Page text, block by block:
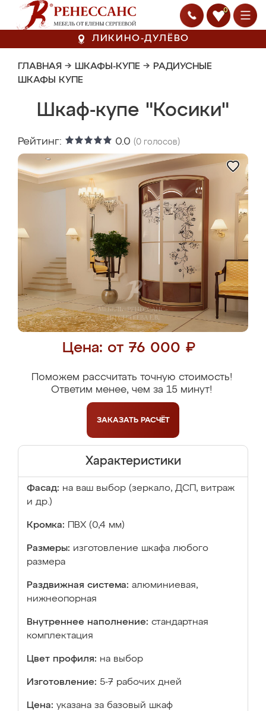
0
ЛИКИНО-ДУЛЁВО
ГЛАВНАЯ → ШКАФЫ-КУПЕ → РАДИУСНЫЕ
ШКАФЫ КУПЕ
Шкаф-купе "Косики"
Рейтинг: 0.0 (0 голосов)
Цена: от 76 000 ₽
Поможем рассчитать точную стоимость!
Ответим менее, чем за 15 минут!
ЗАКАЗАТЬ РАСЧЁТ
Характеристики
Фасад: на ваш выбор (зеркало, ДСП, витраж
и др.)
Кромка: ПВХ (0,4 мм)
Размеры: изготовление шкафа любого
размера
Раздвижная система: алюминиевая,
нижнеопорная
Внутреннее наполнение: стандартная
комплектация
Цвет профиля: на выбор
Изготовление: 5-7 рабочих дней
Цена: указана за базовый шкаф